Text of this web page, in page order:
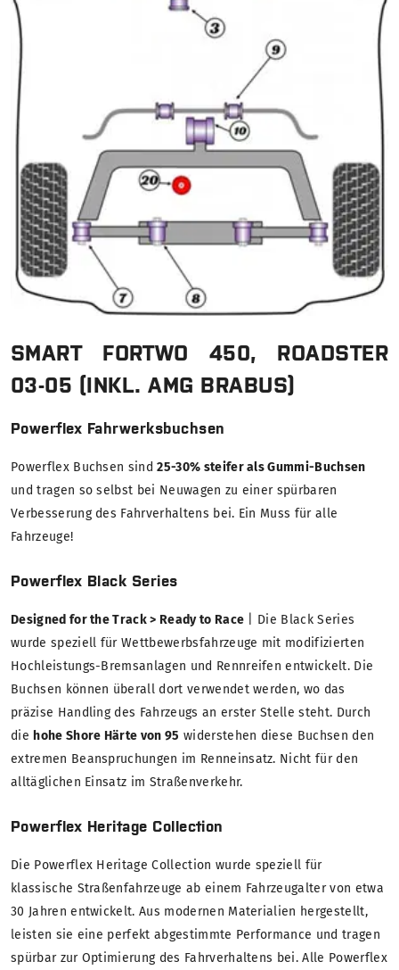
SMART FORTWO 450, ROADSTER
03-05 (INKL. AMG BRABUS)
Powerflex Fahrwerksbuchsen
Powerflex Buchsen sind25-30% steifer als Gummi-Buchsen
und tragen so selbst bei Neuwagen zu einer spürbaren
Verbesserung des Fahrverhaltens bei. Ein Muss für alle
Fahrzeuge!
Powerflex Black Series
Designed for the Track > Ready to Race | Die Black Series
wurde speziell für Wettbewerbsfahrzeuge mit modifizierten
Hochleistungs-Bremsanlagen und Rennreifen entwickelt. Die
Buchsen können überall dort verwendet werden, wo das
präzise Handling des Fahrzeugs an erster Stelle steht. Durch
die hohe Shore Härte von 95 widerstehen diese Buchsen den
extremen Beanspruchungen im Renneinsatz. Nicht für den
alltäglichen Einsatz im Straßenverkehr.
Powerflex Heritage Collection
Die Powerflex Heritage Collection wurde speziell für
klassische Straßenfahrzeuge ab einem Fahrzeugalter von etwa
30 Jahren entwickelt. Aus modernen Materialien hergestellt,
leisten sie eine perfekt abgestimmte Performance und tragen
spürbar zur Optimierung des Fahrverhaltens bei. Alle Powerflex